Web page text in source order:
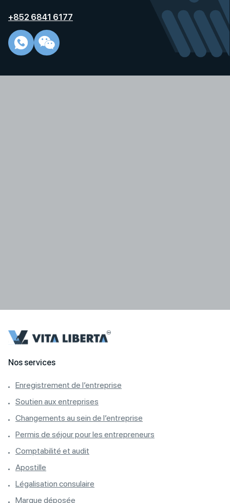
+852 6841 6177
Nos services
Enregistrement de l’entreprise
Soutien aux entreprises
Changements au sein de l’entreprise
Permis de séjour pour les entrepreneurs
Comptabilité et audit
Apostille
Légalisation consulaire
Marque déposée